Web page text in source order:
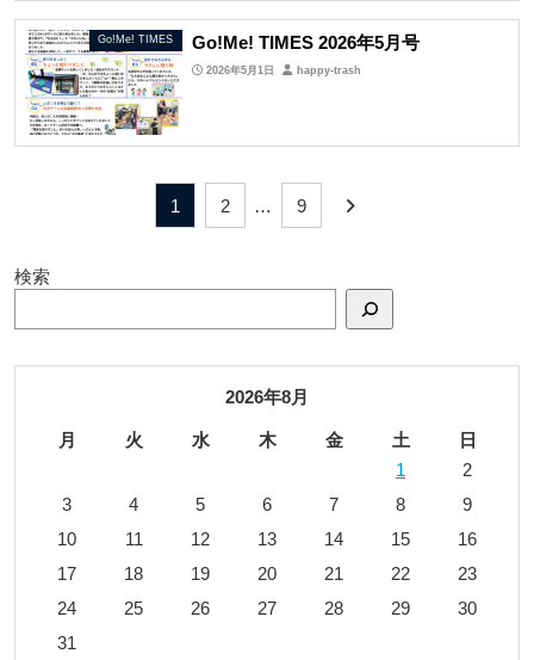
Go!Me! TIMES Go!Me! TIMES 2026年5月号
2026年5月1日 happy-trash
1 2 … 9
検索
2026年8月
月 火 水 木 金 土
日
1
2
3
4 5 6 7 8
9
10
11 12 13 14 15
16
17
18 19 20 21 22
23
24
25 26 27 28 29
30
31